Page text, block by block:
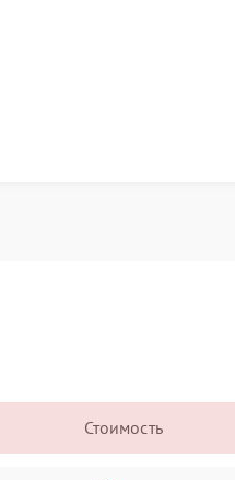
Стоимость